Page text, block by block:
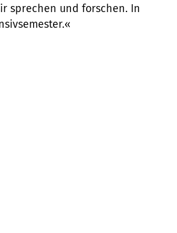
sprechen und forschen. In